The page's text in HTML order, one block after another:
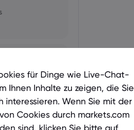
BoJ im
für Dinge wie Live-Chat-
Ihnen Inhalte zu zeigen, die Sie
interessieren. Wenn Sie mit der
Cookies durch markets.com
sind, klicken Sie bitte auf